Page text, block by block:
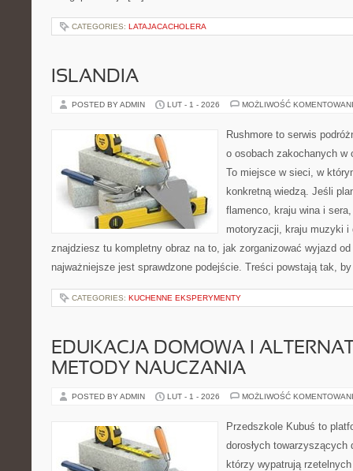
CATEGORIES: LATAJACACHOLERA
ISLANDIA
POSTED BY ADMIN LUT - 1 - 2026 MOŻLIWOŚĆ
Rushmore to serwis
o osobach zakochanych w
To miejsce w sieci, w
konkretną wiedzą. Jeśli
flamenco, kraju wina i
motoryzacji, kraju muzyki i
znajdziesz tu kompletny obraz na to, jak zorganizować wyjazd od
najważniejsze jest sprawdzone podejście. Treści powstają tak,
CATEGORIES: KUCHENNE EKSPERYMENTY
EDUKACJA DOMOWA I
METODY NAUCZANIA
POSTED BY ADMIN LUT - 1 - 2026 MOŻLIWOŚĆ
Przedszkole Kubuś to
dorosłych
którzy wypatrują